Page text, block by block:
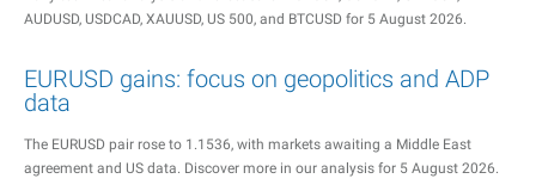
AUDUSD, USDCAD, XAUUSD, US 500, and BTCUSD for 5 August 2026.
EURUSD gains: focus on geopolitics and ADP
data
The EURUSD pair rose to 1.1536, with markets awaiting a Middle East
agreement and US data. Discover more in our analysis for 5 August 2026.